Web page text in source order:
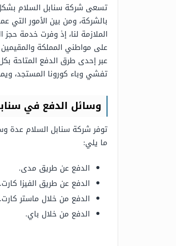
تسعى شركة سنابل السلام بشكل
بالشركة، ومن بين الأمور التي
الملازمة لنا، إذ وفرت خدمة
على مواطني المملكة والمقيمين
عبر إحدى طرق الدفع المتاحة
تفشي وباء كورونا المستجد،
وسائل الدفع في
توفر شركة سنابل السلام عدة
ما يلي:
الدفع عن طريق مدى.
الدفع عن طريق الفيزا كارت.
الدفع من خلال ماستر كارت.
الدفع من خلال باي.